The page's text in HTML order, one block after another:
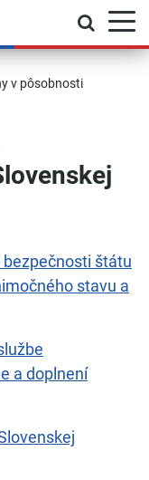
v pôsobnosti
bezpečnosti štátu
stavu a
a doplnení